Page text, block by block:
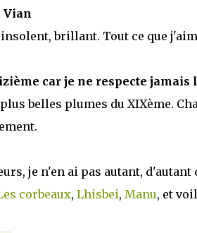
Vian
brillant. Tout ce que
car je ne respecte jamais
belles plumes du XIXème.
je n'en ai pas autant,
corbeaux, Lhisbei, Manu, et